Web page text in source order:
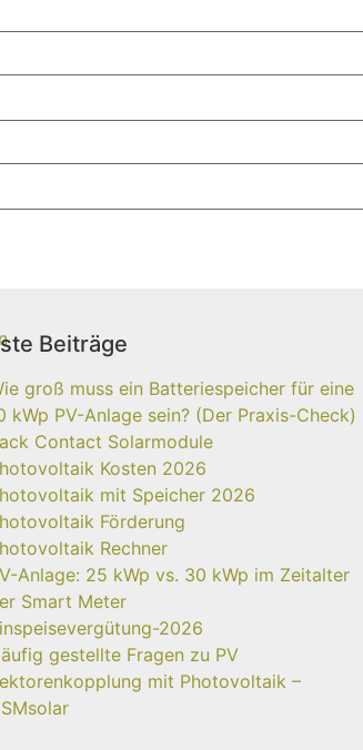
Beiträge
groß muss ein Batteriespeicher für eine
kWp PV-Anlage sein? (Der Praxis-Check)
Contact Solarmodule
Kosten 2026
mit Speicher 2026
Förderung
Rechner
Anlage: 25 kWp vs. 30 kWp im Zeitalter
Smart Meter
2026
gestellte Fragen zu PV
mit Photovoltaik –